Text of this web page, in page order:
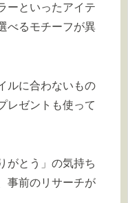
ーといったアイテ
べるモチーフが異
ルに合わないもの
レゼントも使って
がとう」の気持ち
事前のリサーチが